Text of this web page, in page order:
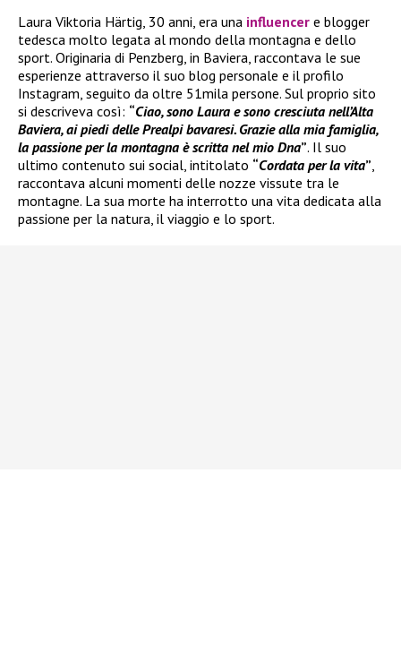
Laura Viktoria Härtig, 30 anni, era una influencer e blogger
tedesca molto legata al mondo della montagna e dello
sport. Originaria di Penzberg, in Baviera, raccontava le sue
esperienze attraverso il suo blog personale e il profilo
Instagram, seguito da oltre 51mila persone. Sul proprio sito
si descriveva così: “Ciao, sono Laura e sono cresciuta nell’Alta
Baviera, ai piedi delle Prealpi bavaresi. Grazie alla mia famiglia,
la passione per la montagna è scritta nel mio Dna”. Il suo
ultimo contenuto sui social, intitolato “Cordata per la vita”,
raccontava alcuni momenti delle nozze vissute tra le
montagne. La sua morte ha interrotto una vita dedicata alla
passione per la natura, il viaggio e lo sport.